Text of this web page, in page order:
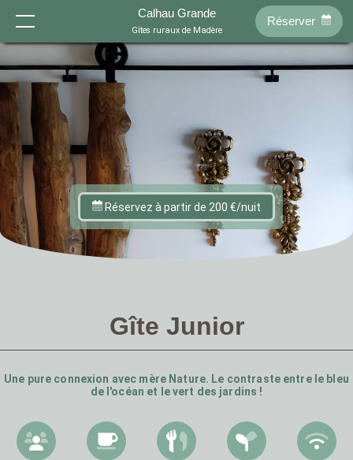
Calhau Grande
Gîtes ruraux de Madère
Gîtes
T0 - Tenda T0 - Palha
T1 - Levada T1 - Junior
À propos de nous
Histoire Philosophie
Piscine Jardins
Nous trouver
Réservation
FR
Réserver
Réservez à partir de 200 €/nuit
Gîte Junior
Une pure connexion avec mère Nature. Le contraste entre le bleu
de l'océan et le vert des jardins !